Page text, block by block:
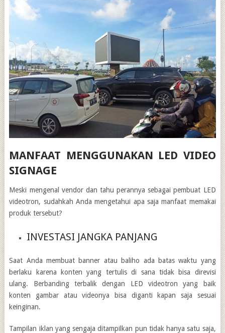
MANFAAT MENGGUNAKAN LED VIDEO
SIGNAGE
Meski mengenal vendor dan tahu perannya sebagai pembuat LED
videotron, sudahkah Anda mengetahui apa saja manfaat memakai
produk tersebut?
INVESTASI JANGKA PANJANG
Saat Anda membuat banner atau baliho ada batas waktu yang
berlaku karena konten yang tertulis di sana tidak bisa direvisi
ulang. Berbanding terbalik dengan LED videotron yang baik
konten gambar atau videonya bisa diganti kapan saja sesuai
keinginan.
Tampilan iklan yang sengaja ditampilkan pun tidak hanya satu saja,